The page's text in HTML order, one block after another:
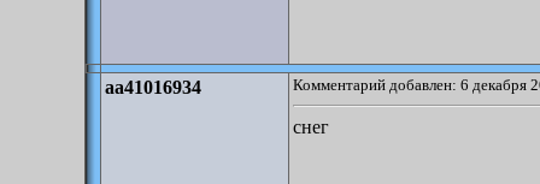
aa41016934 Комментарий добавлен: 6 декабря
снег